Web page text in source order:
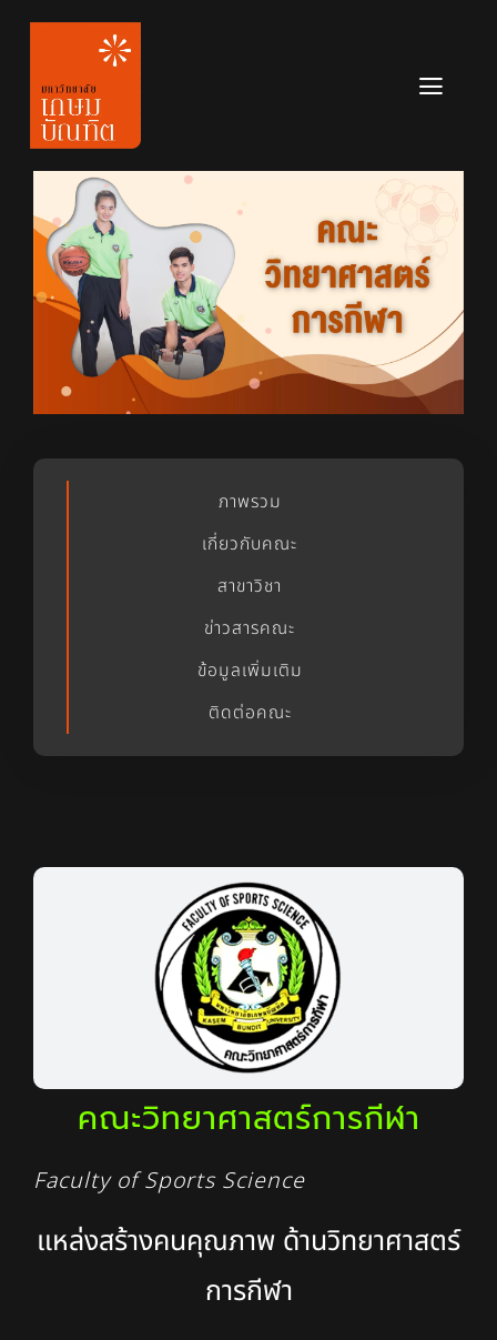
Skip
content
หลักสูตร
ข่าวสาร
เกี่ยวกับมหาวิทยาลัย
ติดต่อเรา
สมัครเรียน
ภาพรวม
เกี่ยวกับคณะ
สาขาวิชา
ข่าวสารคณะ
ข้อมูลเพิ่มเติม
ติดต่อคณะ
คณะวิทยาศาสตร์การกีฬา
Faculty of Sports Science
แหล่งสร้างคนคุณภาพ ด้านวิทยาศาสตร์
การกีฬา